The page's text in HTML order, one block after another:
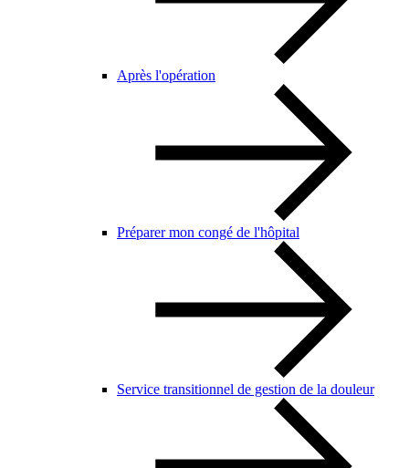
Après l'opération
Préparer mon congé de l'hôpital
Service transitionnel de gestion de la douleur